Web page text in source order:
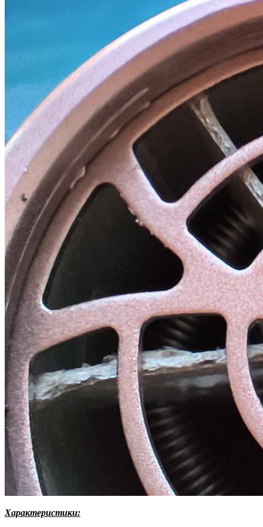
Характеристики: